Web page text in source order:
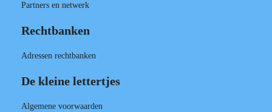
Partners en netwerk
Rechtbanken
Adressen rechtbanken
De kleine lettertjes
Algemene voorwaarden